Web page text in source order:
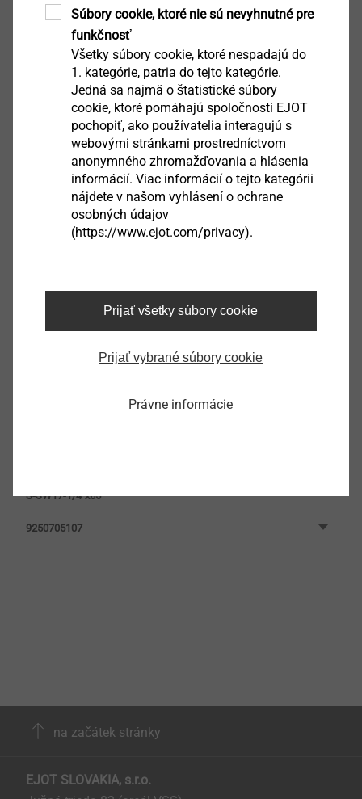
K-SW10-1/4"x50 with ball and flat spiral spring
9250705102
K-SW13-1/4"x50 with ball and flat spiral spring
9250705104
K-SW3/8"-1/4"x50 with ball and flat spiral spring
S-SW17-1/4"x65
9250705107
na začátek stránky
EJOT SLOVAKIA, s.r.o.
Súbory cookie, ktoré nie sú nevyhnutné pre
funkčnosť
Všetky súbory cookie, ktoré nespadajú do
1. kategórie, patria do tejto kategórie.
Jedná sa najmä o štatistické súbory
cookie, ktoré pomáhajú spoločnosti EJOT
pochopiť, ako používatelia interagujú s
webovými stránkami prostredníctvom
anonymného zhromažďovania a hlásenia
informácií. Viac informácií o tejto kategórii
nájdete v našom vyhlásení o ochrane
osobných údajov
(https://www.ejot.com/privacy).
Prijať všetky súbory cookie
Prijať vybrané súbory cookie
Právne informácie